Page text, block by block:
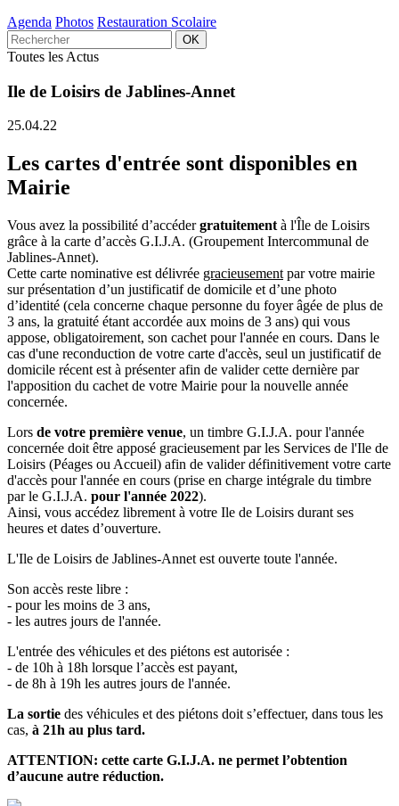
Agenda Photos Restauration Scolaire
Toutes les Actus
Ile de Loisirs de Jablines-Annet
25.04.22
Les cartes d'entrée sont disponibles en
Mairie
Vous avez la possibilité d’accédergratuitement à l'Île de Loisirs
grâce à la carte d’accès G.I.J.A. (Groupement Intercommunal de
Jablines-Annet).
Cette carte nominative est délivrée gracieusement par votre mairie
sur présentation d’un justificatif de domicile et d’une photo
d’identité (cela concerne chaque personne du foyer âgée de plus de
3 ans, la gratuité étant accordée aux moins de 3 ans) qui vous
appose, obligatoirement, son cachet pour l'année en cours. Dans le
cas d'une reconduction de votre carte d'accès, seul un justificatif de
domicile récent est à présenter afin de valider cette dernière par
l'apposition du cachet de votre Mairie pour la nouvelle année
concernée.
Lors de votre première venue, un timbre G.I.J.A. pour l'année
concernée doit être apposé gracieusement par les Services de l'Ile de
Loisirs (Péages ou Accueil) afin de valider définitivement votre carte
d'accès pour l'année en cours (prise en charge intégrale du timbre
par le G.I.J.A. pour l'année 2022).
Ainsi, vous accédez librement à votre Ile de Loisirs durant ses
heures et dates d’ouverture.
L'Ile de Loisirs de Jablines-Annet est ouverte toute l'année.
Son accès reste libre :
- pour les moins de 3 ans,
- les autres jours de l'année.
L'entrée des véhicules et des piétons est autorisée :
- de 10h à 18h lorsque l’accès est payant,
- de 8h à 19h les autres jours de l'année.
La sortie des véhicules et des piétons doit s’effectuer, dans tous les
cas, à 21h au plus tard.
ATTENTION: cette carte G.I.J.A. ne permet l’obtention
d’aucune autre réduction.